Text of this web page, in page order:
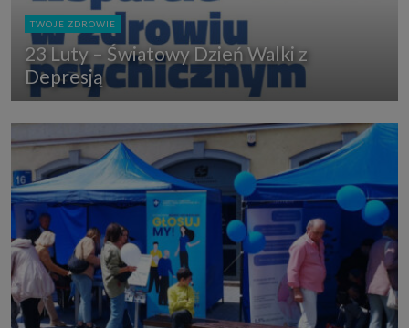
TWOJE ZDROWIE
23 Luty – Światowy Dzień Walki z
Depresją